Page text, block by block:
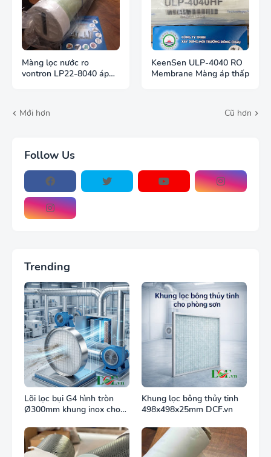
Màng lọc nước ro
vontron LP22-8040 áp
KeenSen ULP-4040 RO
Membrane Màng áp thấp
Mới hơn Cũ hơn
Follow Us
Trending
Lõi lọc bụi G4 hình tròn
Ø300mm khung inox cho
Khung lọc bông thủy tinh
498x498x25mm DCF.vn